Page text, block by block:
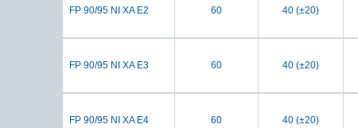
FP 90/95 NI XA E2 60 40 (±20)
FP 90/95 NI XA E3 60 40 (±20)
FP 90/95 NI XA E4 60 40 (±20)